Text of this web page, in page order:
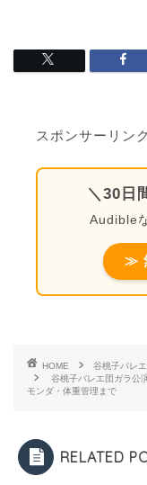
スポンサーリンク
＼30日
Audible
≫
HOME
谷桃子バレエ
谷桃子バレエ団ガラ公
モンダ・体重管理まで
RELATED